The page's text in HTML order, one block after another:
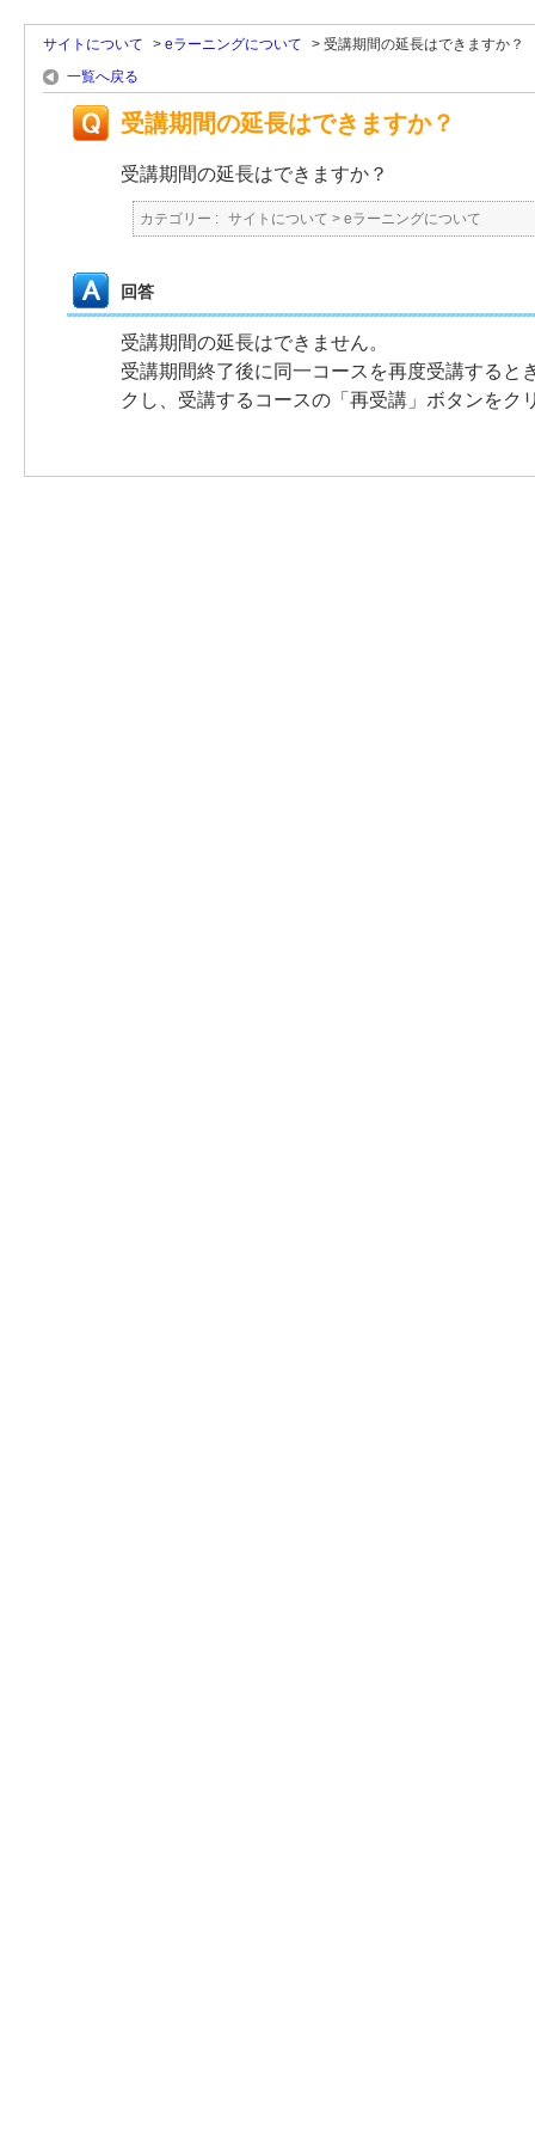
サイトについて > eラーニングについて > 受講期間の延長はできますか？
一覧へ戻る
受講期間の延長はできますか？
受講期間の延長はできますか？
カテゴリー : サイトについて > eラーニングについて
回答
受講期間の延長はできません。
受講期間終了後に同一コースを再度受講すると
クし、受講するコースの「再受講」ボタンをク